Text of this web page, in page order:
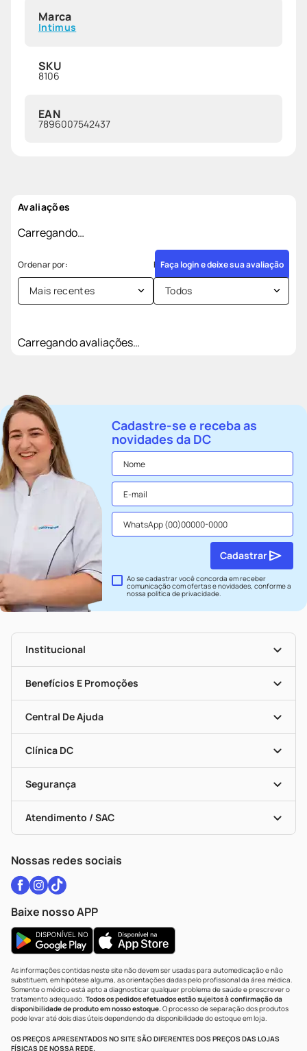
Marca
Intimus
SKU
8106
EAN
7896007542437
Avaliações
Carregando…
Faça login e deixe sua avaliação
Mais recentes Todos
Carregando avaliações…
Cadastre-se e receba as
novidades da DC
Ao se cadastrar você concorda em receber
comunicação com ofertas e novidades, conforme a
nossapolítica de privacidade.
Cadastrar
Institucional
História
Nossas Lojas
Seja Uma Loja Parceira
Mapa De Categorias
Benefícios E Promoções
Clube DC
Convênios
Programa Popular Do Brasil
Encarte De Ofertas
Dermaclub
Cupons E Ofertas
Black Friday
Central De Ajuda
Entrega
Recompra Programada
Alomed
Formas De Pagamento
Troca E Devolução
Bulas De A A Z
Políticas De Marketplace
Clínica DC
Vacinas
Serviços Farmacêuticos
Testes Rápidos
Autoteste Covid-19
Vacinas
Segurança
Certificado De Segurança
Portal Da Privacidade
Atendimento / SAC
WhatsApp (47) 9202-1687
Nossas redes sociais
Baixe nosso APP
As informações contidas neste site não devem ser usadas para automedicação e não
substituem, em hipótese alguma, as orientações dadas pelo profissional da área médica.
Somente o médico está apto a diagnosticar qualquer problema de saúde e prescrever o
tratamento adequado. Todos os pedidos efetuados estão sujeitos à confirmação da
disponibilidade de produto em nosso estoque.O processo de separação dos produtos
pode levar até dois dias úteis dependendo da disponibilidade do estoque em loja.
OS PREÇOS APRESENTADOS NO SITE SÃO DIFERENTES DOS PREÇOS DAS LOJAS
FÍSICAS DE NOSSA REDE.